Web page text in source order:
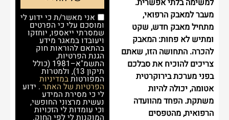
אני מאשר/ת כי ידוע לי
ומוסכם עלי כי הפרטים
שמסרתי ייאספו, יוחזקו
ויעובדו במאגר מידע
בהתאם להוראות חוק
הגנת הפרטיות,
התשמ"א–1981 (כולל
תיקון 13), ולמטרות
המפורטותבמדיניות
הפרטיות של האתר . ידוע
לי כי מסירת המידע
נעשית מרצוני החופשי,
וכי עומדות לי הזכויות
המוקנות לי לפי החוק.
למשימה בלתי אפשרית.
מעבר למאבק הרפואי,
מתחיל מאבק חדש, שקט
ומתיש לא פחות: המאבק
להכרה. התחושה הזו, שאתם
צריכים להוכיח את סבלכם
בפני מערכת בירוקרטית
אטומה, יכולה להיות
משתקת. הפחד מהוועדה
הרפואית, מהטפסים